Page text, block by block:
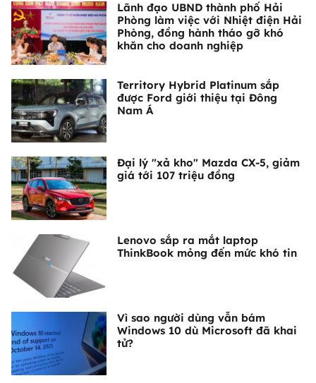
Lãnh đạo UBND thành phố Hải
Phòng làm việc với Nhiệt điện Hải
Phòng, đồng hành tháo gỡ khó
khăn cho doanh nghiệp
Territory Hybrid Platinum sắp
được Ford giới thiệu tại Đông
Nam Á
Đại lý "xả kho" Mazda CX-5, giảm
giá tới 107 triệu đồng
Lenovo sắp ra mắt laptop
ThinkBook mỏng đến mức khó tin
Vì sao người dùng vẫn bám
Windows 10 dù Microsoft đã khai
tử?